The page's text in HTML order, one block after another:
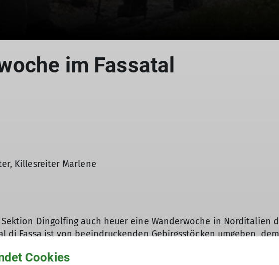
im Fassatal
Killesreiter Marlene
Dingolfing auch heuer eine Wanderwoche in Norditalien
di Fassa ist von beeindruckenden Gebirgsstöcken umgeben,
ausgezeichneten Küche, eine ruhige und doch
Cookies